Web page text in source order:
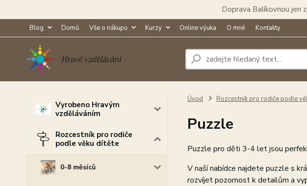
Doprava Balíkovnou jen
Blog Domů Vše o nákupu Kurzy Online výuka O mně Kontakty
Vyrobeno Hravým
vzděláváním
Rozcestník pro rodiče
podle věku dítěte
0-8 měsíců
Úvod Rozcestník pro rodiče podle
Puzzle
Puzzle pro děti 3-4 let jsou
V naší nabídce najdete puzzle s
rozvíjet pozornost k detailům a